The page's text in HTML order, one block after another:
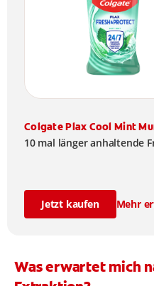
Colgate Plax Cool Mint
10 mal länger anhaltende
Jetzt kaufen Mehr
Was erwartet mich